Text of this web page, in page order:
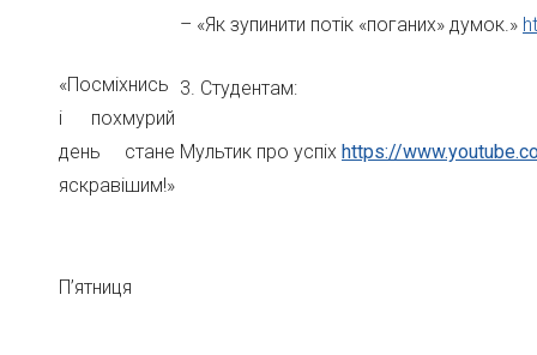
«Посміхнись
і похмурий
день стане
яскравішим!»
– «Як зупинити потік «поганих» думок.»
3. Студентам:
Мультик про успіх https://
П’ятниця